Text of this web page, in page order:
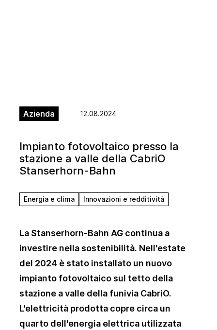
Azienda 12.08.2024
Impianto fotovoltaico presso la
stazione a valle della CabriO
Stanserhorn-Bahn
Energia e clima Innovazioni e redditività
La Stanserhorn-Bahn AG continua a
investire nella sostenibilità. Nell'estate
del 2024 è stato installato un nuovo
impianto fotovoltaico sul tetto della
stazione a valle della funivia CabriO.
L'elettricità prodotta copre circa un
quarto dell'energia elettrica utilizzata